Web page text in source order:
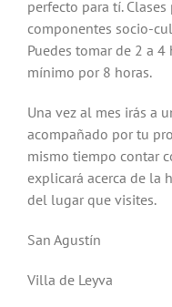
perfecto para tí.
componentes socio-
Puedes tomar de 2 a
mínimo por 8 horas.
Una vez al mes irás a
acompañado por tu
mismo tiempo contar
explicará acerca de la
del lugar que visites.
San Agustín
Villa de Leyva